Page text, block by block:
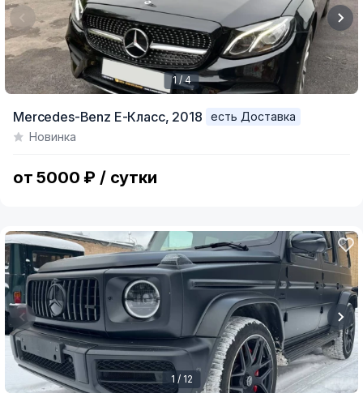
of
1 / 4
Mercedes-Benz E-Класс, 2018
есть Доставка
Новинка
от 5000 ₽ / сутки
1 / 12